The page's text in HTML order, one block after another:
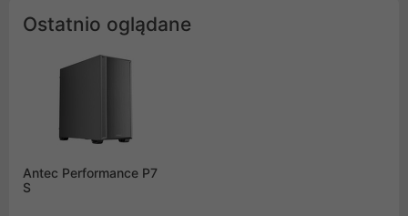
Ostatnio oglądane
Antec Performance P7
S